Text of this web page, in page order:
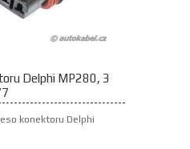
Delphi MP280, 3
konektoru Delphi